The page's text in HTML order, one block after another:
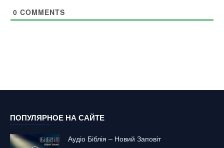
0 COMMENTS
ПОПУЛЯРНОЕ НА САЙТЕ
Аудіо Біблія – Новий Заповіт